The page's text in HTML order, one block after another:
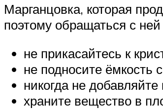
Марганцовка, которая
поэтому обращаться с
не прикасайтесь к
не подносите ёмкость
никогда не
храните вещество в